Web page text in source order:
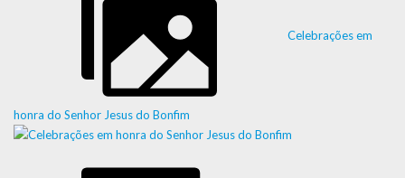
Celebrações em
honra do Senhor Jesus do Bonfim